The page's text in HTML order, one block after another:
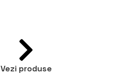
Vezi produse